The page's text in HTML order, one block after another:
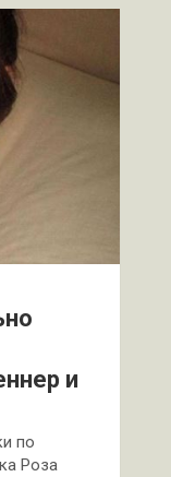
и
по
Роза